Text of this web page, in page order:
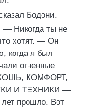
Бодони.
Никогда ты не
хотят. — Он
когда я был
огненные
КОМФОРТ,
И ТЕХНИКИ —
прошло. Вот